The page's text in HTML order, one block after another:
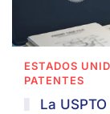
ESTADOS
PATENTES
La